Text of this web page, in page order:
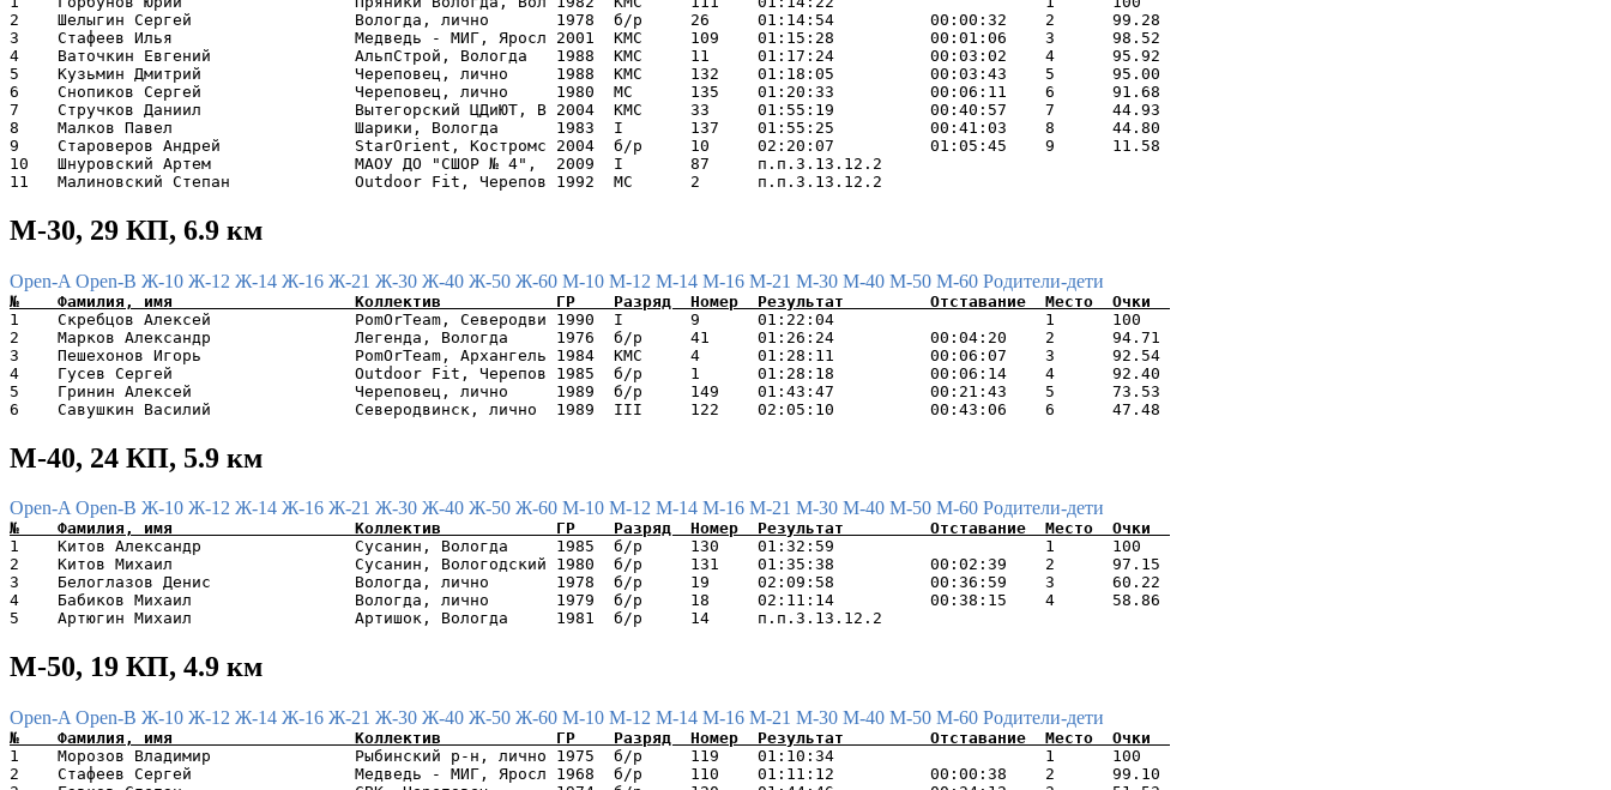
2    Шелыгин Сергей                 Вологда, лично       1978  б/р     26     01:14:54          00:00:32    2      99.28
3    Стафеев Илья                   Медведь - МИГ, Яросл 2001  КМС     109    01:15:28          00:01:06    3      98.52
4    Ваточкин Евгений               АльпСтрой, Вологда   1988  КМС     11     01:17:24          00:03:02    4      95.92
5    Кузьмин Дмитрий                Череповец, лично     1988  КМС     132    01:18:05          00:03:43    5      95.00
6    Снопиков Сергей                Череповец, лично     1980  МС      135    01:20:33          00:06:11    6      91.68
7    Стручков Даниил                Вытегорский ЦДиЮТ, В 2004  КМС     33     01:55:19          00:40:57    7      44.93
8    Малков Павел                   Шарики, Вологда      1983  I       137    01:55:25          00:41:03    8      44.80
9    Староверов Андрей              StarOrient, Костромс 2004  б/р     10     02:20:07          01:05:45    9      11.58
10   Шнуровский Артем               МАОУ ДО "СШОР № 4",  2009  I       87     п.п.3.13.12.2
М-30, 29 КП, 6.9 км
Open-A Open-B Ж-10 Ж-12 Ж-14 Ж-16 Ж-21 Ж-30 Ж-40 Ж-50 Ж-60 М-10 М-12 М-14 М-16 М-21 М-30 М-40 М-50 М-60 Родители-дети
1    Скребцов Алексей               PomOrTeam, Северодви 1990  I       9      01:22:04                      1      100
2    Марков Александр               Легенда, Вологда     1976  б/р     41     01:26:24          00:04:20    2      94.71
3    Пешехонов Игорь                PomOrTeam, Архангель 1984  КМС     4      01:28:11          00:06:07    3      92.54
4    Гусев Сергей                   Outdoor Fit, Черепов 1985  б/р     1      01:28:18          00:06:14    4      92.40
5    Гринин Алексей                 Череповец, лично     1989  б/р     149    01:43:47          00:21:43    5      73.53
М-40, 24 КП, 5.9 км
Open-AOpen-B Ж-10 Ж-12 Ж-14 Ж-16 Ж-21 Ж-30 Ж-40 Ж-50 Ж-60 М-10 М-12 М-14 М-16 М-21 М-30 М-40 М-50 М-60 Родители-дети
1    Китов Александр                Сусанин, Вологда     1985  б/р     130    01:32:59                      1      100
2    Китов Михаил                   Сусанин, Вологодский 1980  б/р     131    01:35:38          00:02:39    2      97.15
3    Белоглазов Денис               Вологда, лично       1978  б/р     19     02:09:58          00:36:59    3      60.22
4    Бабиков Михаил                 Вологда, лично       1979  б/р     18     02:11:14          00:38:15    4      58.86
М-50, 19 КП, 4.9 км
Open-A Open-B Ж-10 Ж-12 Ж-14 Ж-16 Ж-21 Ж-30 Ж-40 Ж-50 Ж-60 М-10 М-12 М-14 М-16 М-21 М-30 М-40 М-50 М-60 Родители-дети
1    Морозов Владимир               Рыбинский р-н, лично 1975  б/р     119    01:10:34                      1      100
2    Стафеев Сергей                 Медведь - МИГ, Яросл 1968  б/р     110    01:11:12          00:00:38    2      99.10